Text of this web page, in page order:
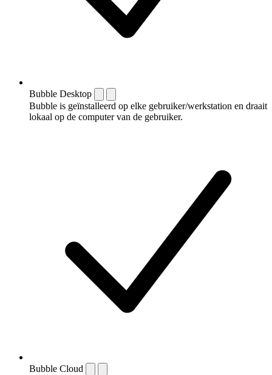
Bubble Desktop
Bubble is geïnstalleerd op elke gebruiker/werkstation en draait
lokaal op de computer van de gebruiker.
Bubble Cloud